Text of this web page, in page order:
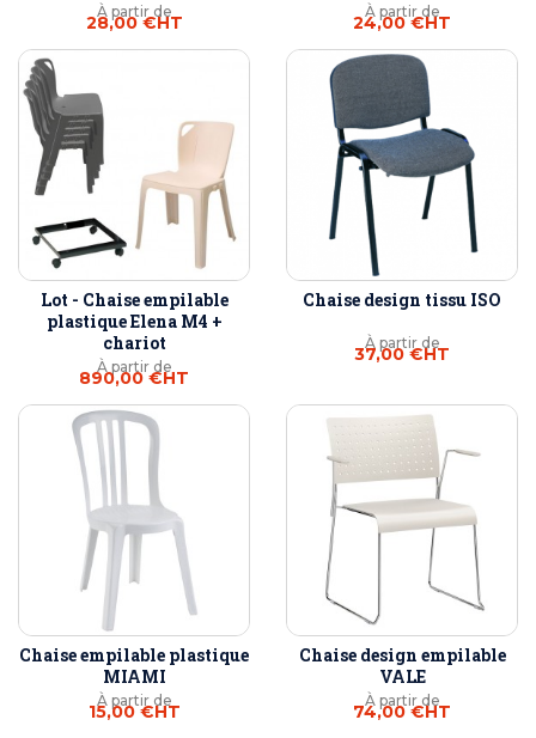
À partir de
28,00 €HT
À partir de
24,00 €HT
Lot - Chaise empilable
plastique Elena M4 +
chariot
À partir de
890,00 €HT
Chaise design tissu ISO
À partir de
37,00 €HT
Chaise empilable plastique
MIAMI
À partir de
15,00 €HT
Chaise design empilable
VALE
À partir de
74,00 €HT